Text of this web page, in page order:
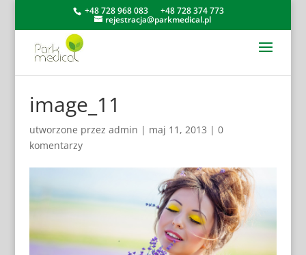
+48 728 968 083 +48 728 374 773
rejestracja@parkmedical.pl
image_11
utworzone przez admin | maj 11, 2013 | 0
komentarzy